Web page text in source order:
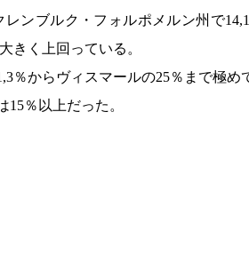
ンブルク・フォルポメルン州で14,1
きく上回っている。
％からヴィスマールの25％まで極め
15％以上だった。